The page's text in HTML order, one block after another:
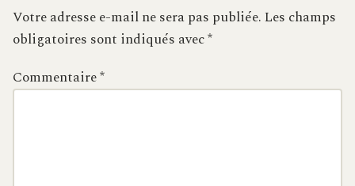
Votre adresse e-mail ne sera pas publiée.Les champs
obligatoires sont indiqués avec*
Commentaire*